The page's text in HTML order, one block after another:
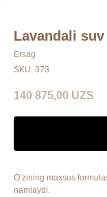
Lavandali suv
Ersag
SKU: 373
140 875,00 UZS
O’zining maxsus
namlaydi.